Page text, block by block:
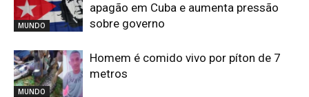
MUNDO
apagão em Cuba e aumenta pressão
sobre governo
MUNDO
Homem é comido vivo por píton de 7
metros